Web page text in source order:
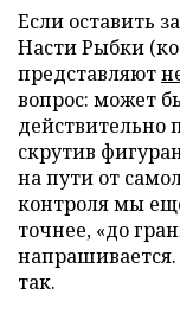
Если оставить
Насти Рыбки
представляют
вопрос: может
действительно
скрутив
на пути от
контроля мы
точнее, «до
так.